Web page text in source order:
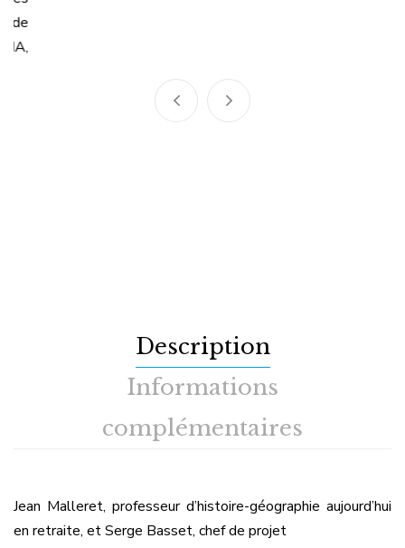
Jean Malleret, professeur d’histoire-géographie aujourd’hui
dans l’industrie, se rencontrent à la fin des années 1970. Ils
en 125 GIMA, le second vient de récupérer
un moteur 250 AMC.